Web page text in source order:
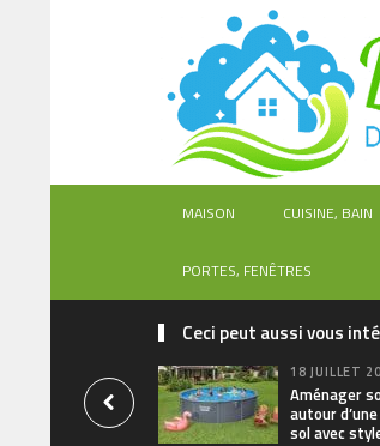
MAISON CUISINE, BAIN
PORTES, FENÊTRES
Ceci peut aussi vous
18 JUILLET
Aménager
autour
sol avec